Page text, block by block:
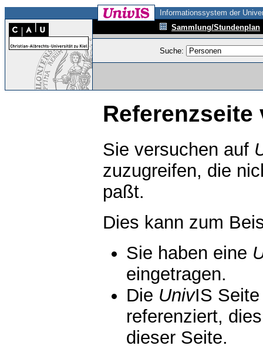
Informationssystem der
Sammlung/Stundenplan
Suche:
Referenzseite
Sie versuchen auf
zuzugreifen, die
paßt.
Dies kann zum
Sie haben eine
eingetragen.
Die UnivIS
referenziert,
dieser Seite.